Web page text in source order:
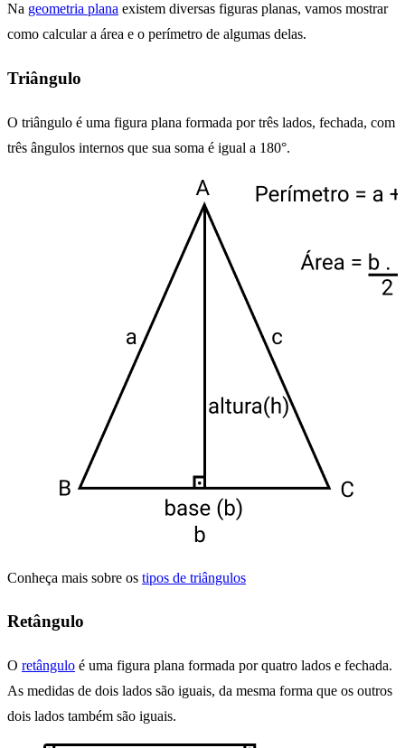
Na geometria plana existem diversas figuras planas, vamos mostrar
como calcular a área e o perímetro de algumas delas.
Triângulo
O triângulo é uma figura plana formada por três lados, fechada, com
três ângulos internos que sua soma é igual a 180°.
Conheça mais sobre os tipos de triângulos
Retângulo
O retângulo é uma figura plana formada por quatro lados e fechada.
As medidas de dois lados são iguais, da mesma forma que os outros
dois lados também são iguais.